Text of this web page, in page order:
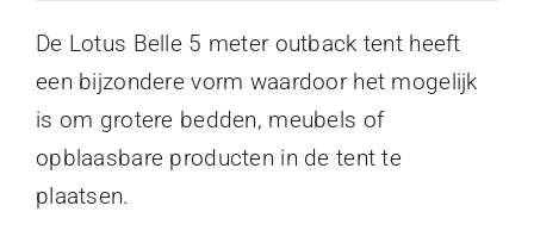
De Lotus Belle 5 meter outback tent heeft
een bijzondere vorm waardoor het mogelijk
is om grotere bedden, meubels of
opblaasbare producten in de tent te
plaatsen.